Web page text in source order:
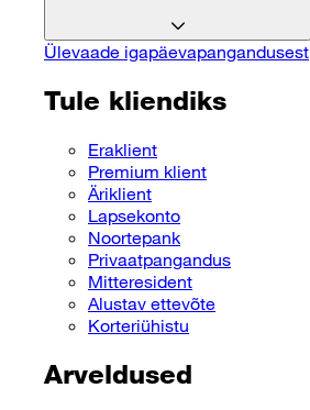
Ülevaade igapäevapangandusest
Tule kliendiks
Eraklient
Premium klient
Äriklient
Lapsekonto
Noortepank
Privaatpangandus
Mitteresident
Alustav ettevõte
Korteriühistu
Arveldused